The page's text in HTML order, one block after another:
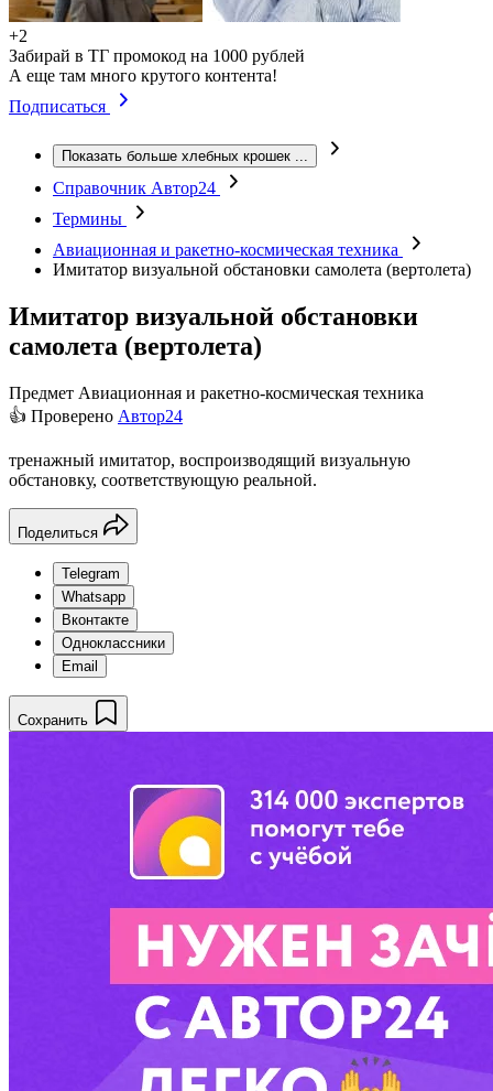
+2
Забирай в ТГ промокод на 1000 рублей
А еще там много крутого контента!
Подписаться
Показать больше хлебных крошек ...
Справочник Автор24
Термины
Авиационная и ракетно-космическая техника
Имитатор визуальной обстановки самолета (вертолета)
Имитатор визуальной обстановки
самолета (вертолета)
Предмет Авиационная и ракетно-космическая техника
👍 Проверено Автор24
тренажный имитатор, воспроизводящий визуальную
обстановку, соответствующую реальной.
Поделиться
Telegram
Whatsapp
Вконтакте
Одноклассники
Email
Сохранить